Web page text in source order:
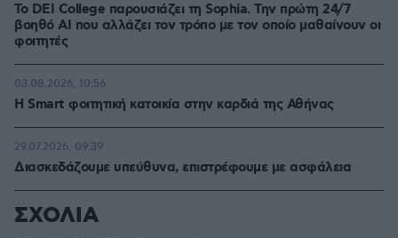
Το DEI College παρουσιάζει τη Sophia. Την πρώτη 24/7
βοηθό AI που αλλάζει τον τρόπο με τον οποίο μαθαίνουν οι
φοιτητές
Η Smart φοιτητική κατοικία στην καρδιά της Αθήνας
03.08.2026, 10:56
Διασκεδάζουμε υπεύθυνα, επιστρέφουμε με ασφάλεια
29.07.2026, 09:39
ΣΧΟΛΙΑ